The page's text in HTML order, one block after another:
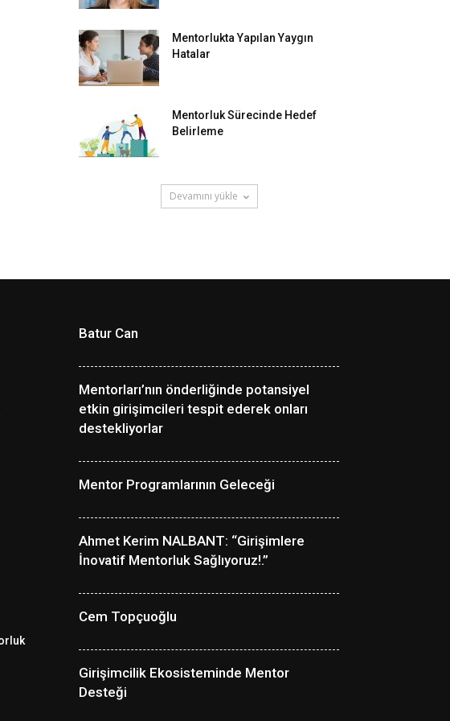
Mentorlukta Yapılan Yaygın
Hatalar
Mentorluk Sürecinde Hedef
Belirleme
Devamını yükle
Batur Can
Mentorları’nın önderliğinde potansiyel
etkin girişimcileri tespit ederek onları
destekliyorlar
Mentor Programlarının Geleceği
Ahmet Kerim NALBANT: “Girişimlere
İnovatif Mentorluk Sağlıyoruz!.”
Cem Topçuoğlu
Girişimcilik Ekosisteminde Mentor
Desteği